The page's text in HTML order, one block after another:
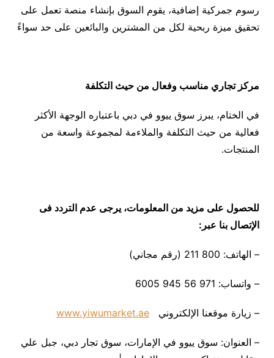
رسوم جمركية إضافية، يقوم السوق بإنشاء منصة تعمل على
تحقيق ميزة ربحية لكل من المشترين والبائعين على حد سواءً
مركز تجاري مناسب وفعال من حيث التكلفة
في الختام، يبرز سوق ييوو في دبي باعتباره الوجهة الأكثر
فعالية من حيث التكلفة والملاءمة لمجموعة واسعة من
المنتجات.
للحصول على مزيد من المعلومات، يرجى عدم التردد فى
الإتصال بنا عبر:
– الهاتف: 800 211 (رقم مجاني)
– واتساب: 971 56 945 6005
– زيارة موقعنا الإلكتروني www.yiwumarket.ae
– العنوان: سوق ييوو في الإمارات، سوق تجار دبي، جبل علي